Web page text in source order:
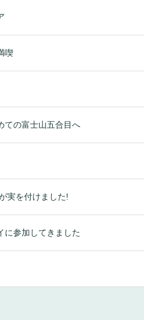
喫
ての富士山五合目へ
実を付けました!
に参加してきました